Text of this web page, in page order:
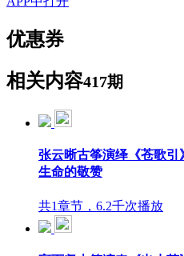
优惠券
相关内容417期
张云晰古筝演绎《苍歌
生命的敬赞
共1章节，6.2千次播放